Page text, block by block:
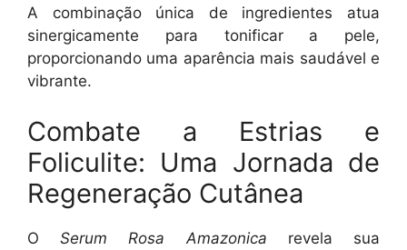
A combinação única de ingredientes atua
sinergicamente para tonificar a pele,
proporcionando uma aparência mais saudável e
vibrante.
Combate a Estrias e
Foliculite: Uma Jornada de
Regeneração Cutânea
OSerum Rosa Amazonica revela sua